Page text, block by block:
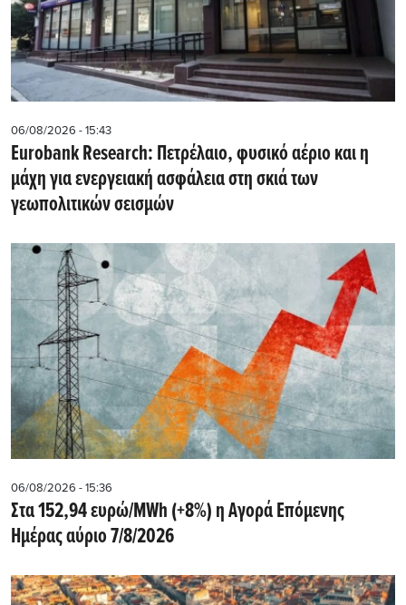
06/08/2026 - 15:43
Eurobank Research: Πετρέλαιο, φυσικό αέριο και η
μάχη για ενεργειακή ασφάλεια στη σκιά των
γεωπολιτικών σεισμών
06/08/2026 - 15:36
Στα 152,94 ευρώ/MWh (+8%) η Αγορά Επόμενης
Ημέρας αύριο 7/8/2026